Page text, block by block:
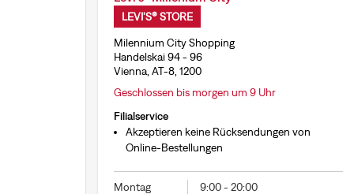
LEVI'S® STORE
Milennium City Shopping
Handelskai 94 - 96
Vienna, AT-8, 1200
Geschlossen bis morgen um 9 Uhr
Filialservice
Akzeptieren keine Rücksendungen von
Online-Bestellungen
Montag 9:00-20:00